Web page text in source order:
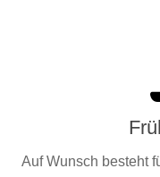
Auf Wunsch besteht